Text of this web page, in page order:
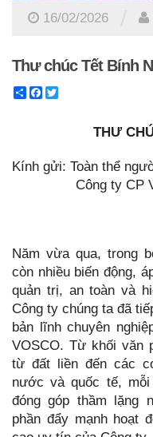
16/02/2026
Thư chúc Tết Bính
ShareFacebook
THƯ
Kính gửi: Toàn thể
Công ty CP
Năm vừa qua, trong
còn nhiều biến động,
quản trị, an toàn và
Công ty chúng ta đã
bản lĩnh chuyên
VOSCO. Từ khối văn
từ đất liền đến các
nước và quốc tế,
đóng góp thầm lặng
phần đẩy mạnh hoạt